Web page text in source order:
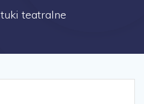
teatralne